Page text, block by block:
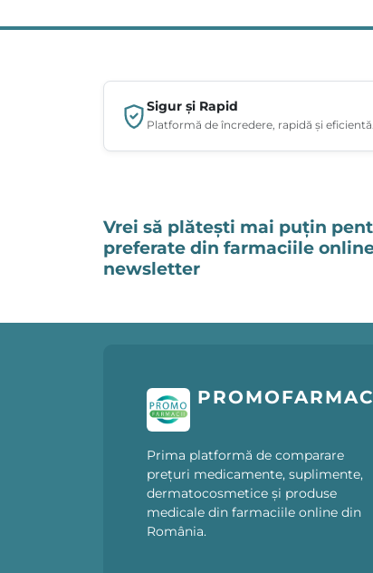
Sigur și Rapid
Platformă de încredere, rapidă și eficientă.
Vrei să plătești mai puțin
preferate din farmaciile
newsletter
Prima platformă de comparare
prețuri medicamente, suplimente,
dermatocosmetice și produse
medicale din farmaciile online din
România.